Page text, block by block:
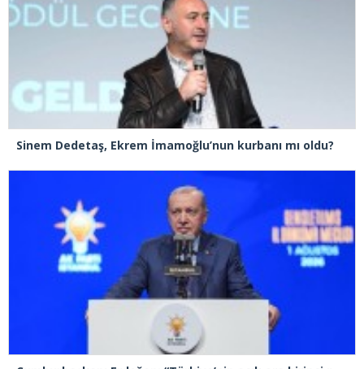
Sinem Dedetaş, Ekrem İmamoğlu’nun kurbanı mı oldu?